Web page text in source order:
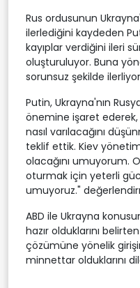
Rus ordusunun
ilerlediğini kaydeden
kayıplar verdiğini ileri
oluşturuluyor. Buna
sorunsuz şekilde
Putin, Ukrayna'nın
önemine işaret
nasıl varılacağını
teklif ettik. Kiev
olacağını umuyorum.
oturmak için yeterli
umuyoruz."
ABD ile Ukrayna
hazır olduklarını
çözümüne yönelik
minnettar olduklarını